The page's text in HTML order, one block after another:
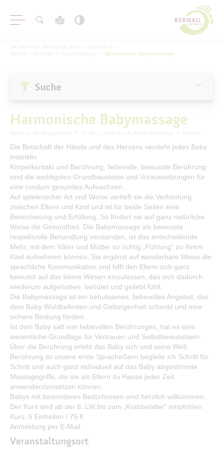
Aktuelles
Veranstaltungen
#BERNAUER
Amtsblatt
Haushalt
Öffentliche Auslegungen
Bürgerservice
Bürgerinformation
Stadtverwaltung
Harmonische Babymassage
Harmonische Babymassage
Die Botschaft der Hände und des Herzens versteht jedes Baby
instinktiv
Körperkontakt und Berührung, liebevolle, bewusste Berührung
sind die wichtigsten Grundbausteine und Voraussetzungen für
eine rundum gesundes Aufwachsen.
Auf spielerischer Art und Weise vertieft sie die Verbindung
zwischen Eltern und Kind und ist für beide Seiten eine
Bereicherung und Erfüllung. So fördert sie auf ganz natürliche
Weise die Gesundheit. Die Babymassage als bewusste,
respektvolle Behandlung verstanden, ist das entscheidende
Mehr, mit dem Väter und Mütter so richtig „Fühlung“ zu ihrem
Kind aufnehmen können. Sie ergänzt auf wunderbare Weise die
sprachliche Kommunikation und hilft den Eltern sich ganz
bewusst auf das kleine Wesen einzulassen, das sich dadurch
wiederum aufgehoben, behütet und geliebt fühlt.
Die Babymassage ist ein behutsames, liebevolles Angebot, das
dem Baby Wohlbefinden und Geborgenheit schenkt und eine
sichere Bindung fördert.
Ist dein Baby satt von liebevollen Berührungen, hat es eine
wesentliche Grundlage für Vertrauen und Selbstbewusstsein.
Über die Berührung erlebt das Baby sich und seine Welt.
Berührung ist unsere erste SpracheGern begleite ich Schritt für
Schritt und auch ganz individuell auf das Baby abgestimmte
Massagegriffe, die sie als Eltern zu Hause jeder Zeit
anwenden/umsetzen können.
Babys mit besonderen Bedürfnissen sind herzlich willkommen.
Der Kurs wird ab der 6. LW bis zum „Krabbelalter“ empfohlen
Kurs: 5 Einheiten / 75 €
Anmeldung per E-Mail
Veranstaltungsort
Suche